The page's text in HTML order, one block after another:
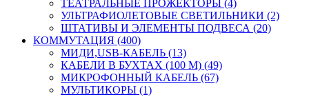
ТЕАТРАЛЬНЫЕ ПРОЖЕКТОРЫ (4)
УЛЬТРАФИОЛЕТОВЫЕ СВЕТИЛЬНИКИ (2)
ШТАТИВЫ И ЭЛЕМЕНТЫ ПОДВЕСА (20)
КОММУТАЦИЯ (400)
МИДИ,USB-КАБЕЛЬ (13)
КАБЕЛИ В БУХТАХ (100 М) (49)
МИКРОФОННЫЙ КАБЕЛЬ (67)
МУЛЬТИКОРЫ (1)